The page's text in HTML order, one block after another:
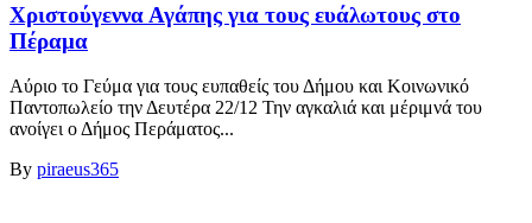
Χριστούγεννα Αγάπης για τους ευάλωτους στο
Πέραμα
Αύριο το Γεύμα για τους ευπαθείς του Δήμου και Κοινωνικό
Παντοπωλείο την Δευτέρα 22/12 Την αγκαλιά και μέριμνά του
ανοίγει ο Δήμος Περάματος...
By piraeus365